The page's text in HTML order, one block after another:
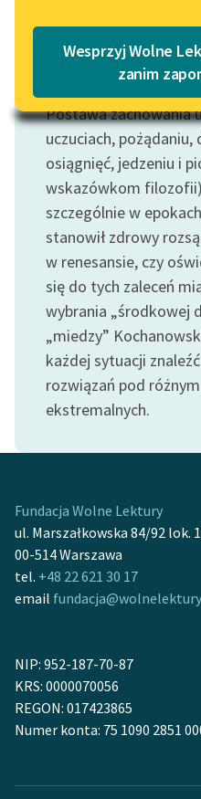
Lektury szkolne i klasyka
literatury do słuchania dla
uczennic i uczniów z
niepełnosprawnościami
E-kolekcja lektur
szkolnych i literatury do
słuchania dla uczennic i
uczniów z
niepełnosprawnościami
Feministyczne inspiracje.
Popularyzacja
skandynawskiej literatury
feministycznej
Ręce pełne poezji
twórców przechodzących
do domeny publicznej,
lektur szkolnych oraz
Starego Testamentu
Odkurzamy bohaterów
Lektur
O nas
Kontakt
Wesprzyj Wolne
zanim
Motyw:
Postawa zachowania
uczuciach, pożądaniu,
osiągnięć, jedzeniu i
wskazówkom filozofii)
szczególnie w
stanowił zdrowy
w renesansie, czy
się do tych zaleceń
wybrania „środkowej
„miedzy”
każdej sytuacji znaleźć
rozwiązań pod
ekstremalnych.
Fundacja Wolne Lektury
ul. Marszałkowska 84/92 lok.
00-514 Warszawa
tel. +48 22 621 30 17
email
NIP: 952-187-70-87
KRS: 0000070056
REGON: 017423865
Numer konta: 75 1090 2851